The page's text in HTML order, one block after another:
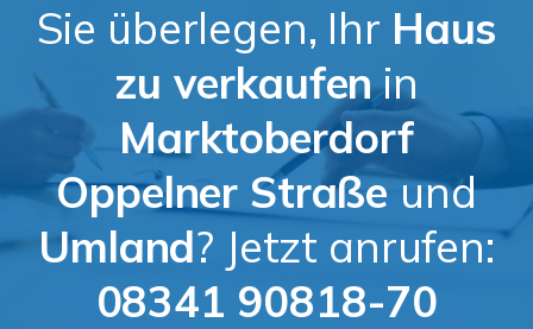
Sie überlegen, Ihr Haus
zu verkaufenin
Marktoberdorf
Oppelner Straßeund
Umland? Jetzt anrufen:
08341 90818-70